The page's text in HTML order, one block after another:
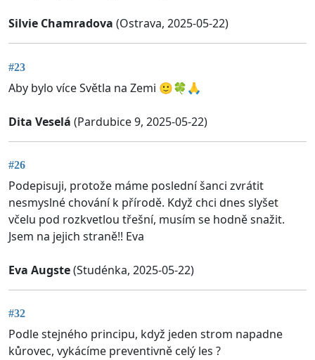
Silvie Chamradova (Ostrava, 2025-05-22)
#23
Aby bylo více Světla na Zemi 🙂🍀🙏
Dita Veselá (Pardubice 9, 2025-05-22)
#26
Podepisuji, protože máme poslední šanci zvrátit
nesmyslné chování k přírodě. Když chci dnes slyšet
včelu pod rozkvetlou třešní, musím se hodně snažit.
Jsem na jejich straně!! Eva
Eva Augste(Studénka, 2025-05-22)
#32
Podle stejného principu, když jeden strom napadne
kůrovec, vykácíme preventivně celý les ?